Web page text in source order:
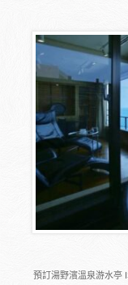
預訂湯野濱溫泉游水亭